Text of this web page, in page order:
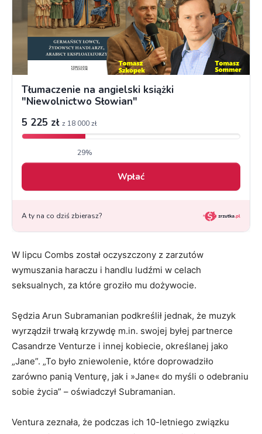
W lipcu Combs został oczyszczony z zarzutów
wymuszania haraczu i handlu ludźmi w celach
seksualnych, za które groziło mu dożywocie.
Sędzia Arun Subramanian podkreślił jednak, że muzyk
wyrządził trwałą krzywdę m.in. swojej byłej partnerce
Casandrze Venturze i innej kobiecie, określanej jako
„Jane”. „To było zniewolenie, które doprowadziło
zarówno panią Venturę, jak i »Jane« do myśli o odebraniu
sobie życia” – oświadczył Subramanian.
Ventura zeznała, że podczas ich 10-letniego związku